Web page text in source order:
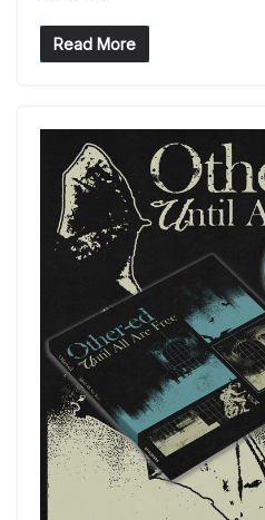
Read More